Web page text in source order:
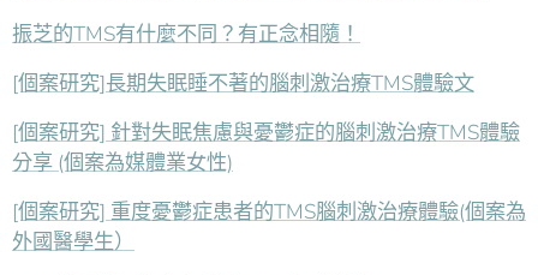
振芝的TMS有什麼不同？有正念相隨！
[個案研究]長期失眠睡不著的腦刺激治療TMS體驗文
[個案研究] 針對失眠焦慮與憂鬱症的腦刺激治療TMS體驗
分享 (個案為媒體業女性)
[個案研究] 重度憂鬱症患者的TMS腦刺激治療體驗(個案為
外國醫學生）